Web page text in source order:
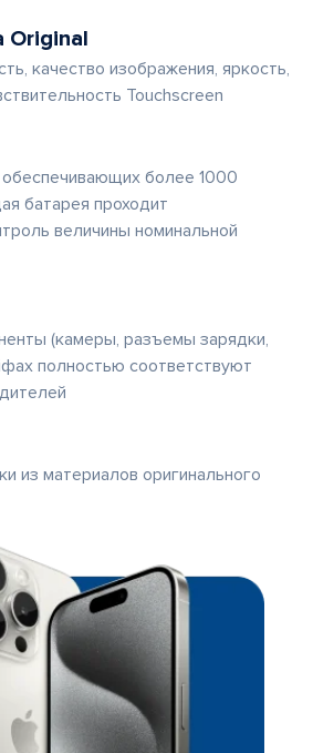
Original
качество изображения, яркость,
Touchscreen
более 1000
батарея проходит
величины номинальной
(камеры, разъемы зарядки,
полностью соответствуют
из материалов оригинального